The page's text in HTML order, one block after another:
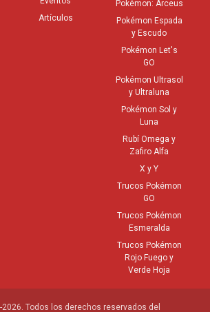
Artículos
Pokémon: Arceus
Pokémon Espada
y Escudo
Pokémon Let's
GO
Pokémon Ultrasol
y Ultraluna
Pokémon Sol y
Luna
Rubí Omega y
Zafiro Alfa
X y Y
Trucos Pokémon
GO
Trucos Pokémon
Esmeralda
Trucos Pokémon
Rojo Fuego y
Verde Hoja
Todos los derechos reservados del